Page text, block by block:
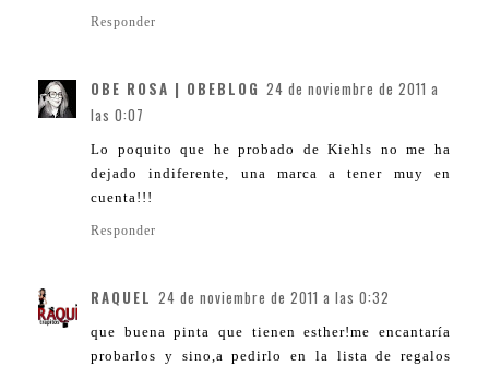
Responder
OBE ROSA | OBEBLOG 24 de noviembre de 2011 a
las 0:07
Lo poquito que he probado de Kiehls no me ha
dejado indiferente, una marca a tener muy en
cuenta!!!
Responder
RAQUEL 24 de noviembre de 2011 a las 0:32
que buena pinta que tienen esther!me encantaría
probarlos y sino,a pedirlo en la lista de regalos